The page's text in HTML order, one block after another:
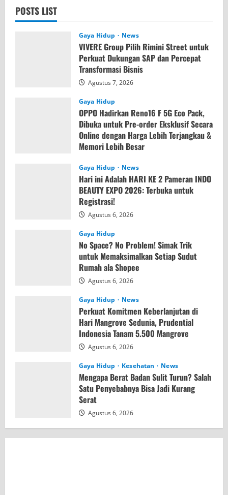
POSTS LIST
Gaya Hidup News
VIVERE Group Pilih Rimini Street untuk
Perkuat Dukungan SAP dan Percepat
Transformasi Bisnis
Agustus 7, 2026
Gaya Hidup
OPPO Hadirkan Reno16 F 5G Eco Pack,
Dibuka untuk Pre-order Eksklusif Secara
Online dengan Harga Lebih Terjangkau &
Memori Lebih Besar
Gaya Hidup
News
Hari ini Adalah HARI KE 2 Pameran INDO
BEAUTY EXPO 2026: Terbuka untuk
Registrasi!
Agustus 6, 2026
Gaya Hidup
No Space? No Problem! Simak Trik
untuk Memaksimalkan Setiap Sudut
Rumah ala Shopee
Agustus 6, 2026
Gaya Hidup News
Perkuat Komitmen Keberlanjutan di
Hari Mangrove Sedunia, Prudential
Indonesia Tanam 5.500 Mangrove
Agustus 6, 2026
Gaya Hidup Kesehatan News
Mengapa Berat Badan Sulit Turun? Salah
Satu Penyebabnya Bisa Jadi Kurang
Serat
Agustus 6, 2026